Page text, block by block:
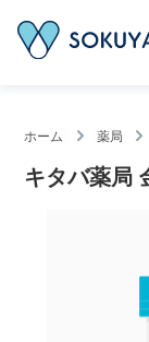
ホーム 薬局
キタバ薬局